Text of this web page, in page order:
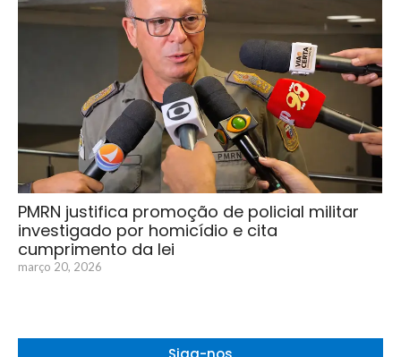
PMRN justifica promoção de policial militar
investigado por homicídio e cita
cumprimento da lei
março 20, 2026